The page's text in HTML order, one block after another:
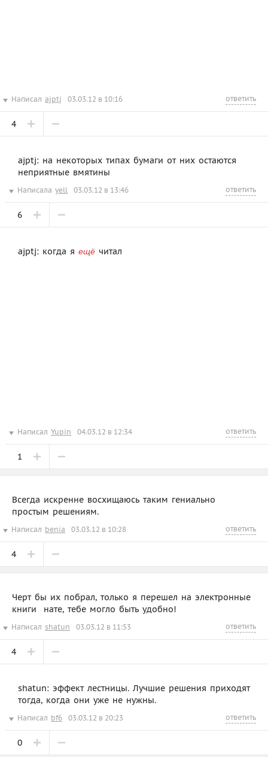
Написал ajptj 03.03.12 в 10:16 ответить
4
ajptj: на некоторых типах бумаги от них остаются
неприятные вмятины
Написала yell 03.03.12 в 13:46 ответить
6
ajptj: когда я ещё читал
Написал Yupin 04.03.12 в 12:34 ответить
1
Всегда искренне восхищаюсь таким гениально
простым решениям.
Написал benia 03.03.12 в 10:28 ответить
4
Черт бы их побрал, только я перешел на электронные
книги  нате, тебе могло быть удобно!
Написал shatun 03.03.12 в 11:53 ответить
4
shatun: эффект лестницы. Лучшие решения приходят
тогда, когда они уже не нужны.
Написал bf6 03.03.12 в 20:23 ответить
0